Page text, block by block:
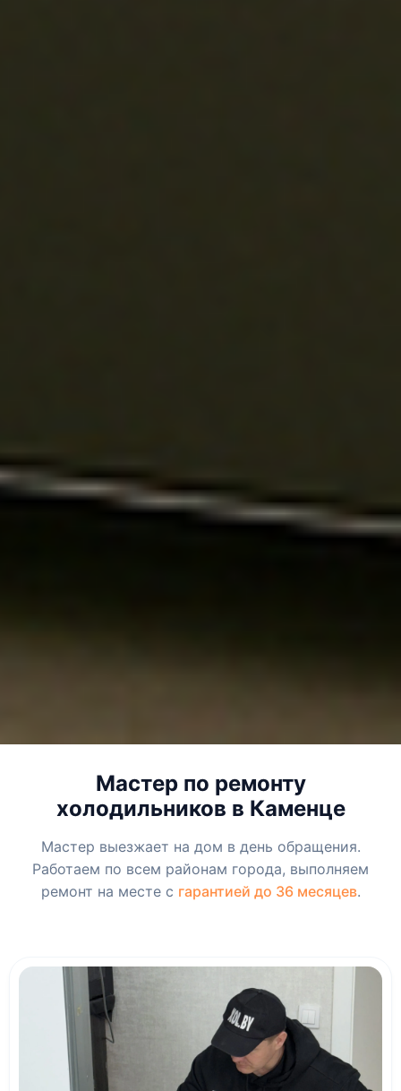
Мастер по ремонту
холодильников в Каменце
Мастер выезжает на дом в день обращения.
Работаем по всем районам города, выполняем
ремонт на месте с гарантией до 36 месяцев.